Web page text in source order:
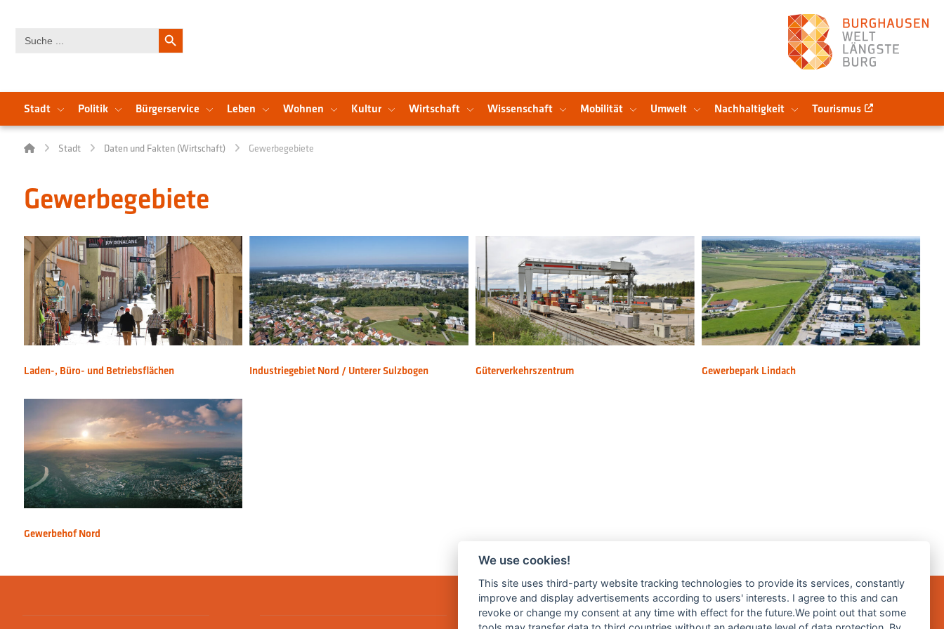
for:
Search Button
Stadt Politik Bürgerservice Leben Wohnen Kultur Wirtschaft Wissenschaft Mobilität Umwelt Nachhaltigkeit Tourismus
Stadt Daten und Fakten (Wirtschaft) Gewerbegebiete
Gewerbegebiete
Laden-, Büro- und Betriebsflächen Industriegebiet Nord / Unterer Sulzbogen Güterverkehrszentrum Gewerbepark Lindach
Gewerbehof Nord
We use cookies!
This site uses third-party website tracking technologies to provide its services, constantly
improve and display advertisements according to users' interests. I agree to this and can
revoke or change my consent at any time with effect for the future.We point out that some